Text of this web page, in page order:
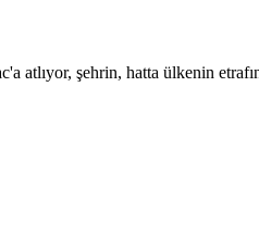
atlıyor, şehrin, hatta ülkenin